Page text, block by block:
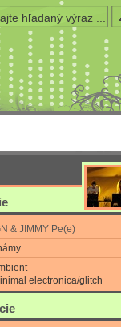
& JIMMY Pe(e)
electronica/glitch